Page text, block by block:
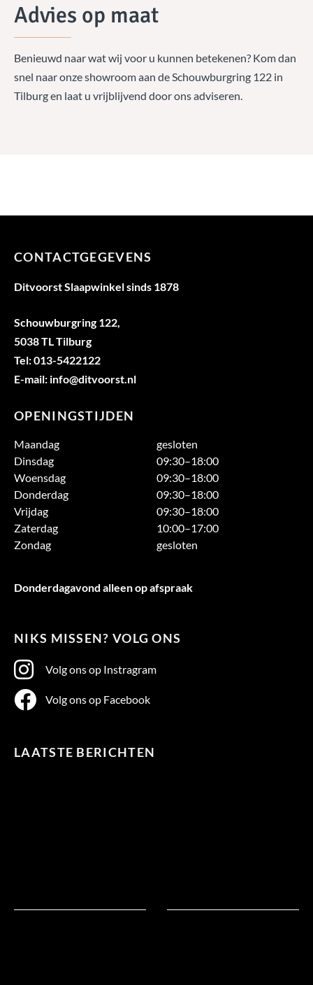
Advies op maat
Benieuwd naar wat wij voor u kunnen betekenen? Kom dan
snel naar onze showroom aan de Schouwburgring 122 in
Tilburg en laat u vrijblijvend door ons adviseren.
CONTACTGEGEVENS
Ditvoorst Slaapwinkel sinds 1878
Schouwburgring 122,
5038 TL Tilburg
Tel: 013-5422122
E-mail: info@ditvoorst.nl
OPENINGSTIJDEN
Maandag
gesloten
Dinsdag
09:30–18:00
Woensdag
09:30–18:00
Donderdag
09:30–18:00
Vrijdag
09:30–18:00
Zaterdag
10:00–17:00
Zondag
gesloten
Donderdagavond alleen op afspraak
NIKS MISSEN? VOLG ONS
Volg ons op Instragram
Volg ons op Facebook
LAATSTE BERICHTEN